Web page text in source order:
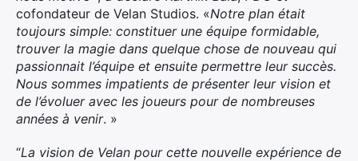
cofondateur de Velan Studios. «Notre plan était
toujours simple: constituer une équipe formidable,
trouver la magie dans quelque chose de nouveau qui
passionnait l’équipe et ensuite permettre leur succès.
Nous sommes impatients de présenter leur vision et
de l’évoluer avec les joueurs pour de nombreuses
années à venir. »
“La vision de Velan pour cette nouvelle expérience de